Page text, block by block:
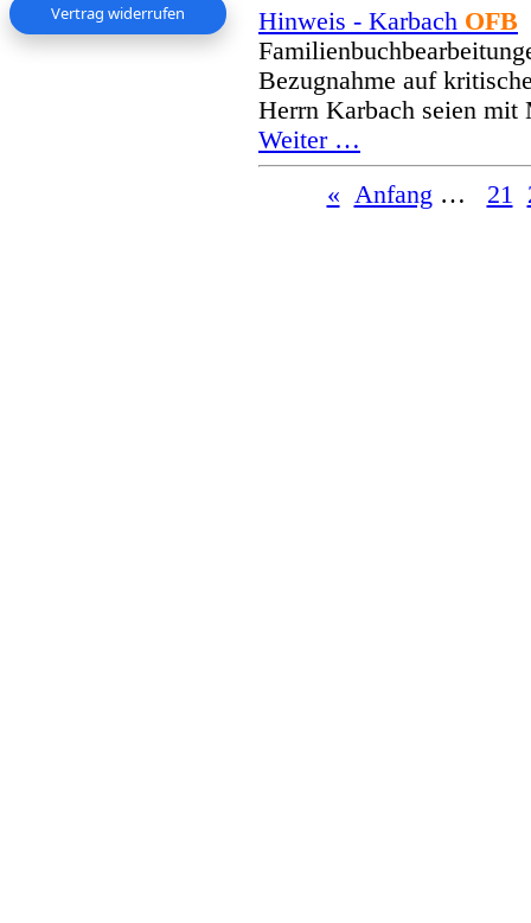
Vertrag widerrufen
Hinweis - Karbach OFB
Bezugnahme auf
Herrn Karbach seien
Weiter …
« Anfang … 21